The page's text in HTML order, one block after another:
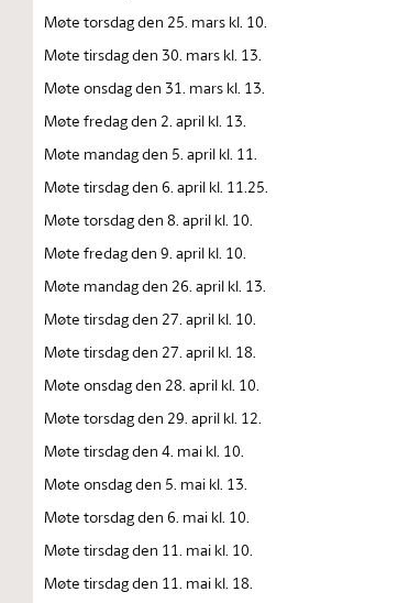
Møte torsdag den 25. mars kl. 10.
Møte tirsdag den 30. mars kl. 13.
Møte onsdag den 31. mars kl. 13.
Møte fredag den 2. april kl. 13.
Møte mandag den 5. april kl. 11.
Møte tirsdag den 6. april kl. 11.25.
Møte torsdag den 8. april kl. 10.
Møte fredag den 9. april kl. 10.
Møte mandag den 26. april kl. 13.
Møte tirsdag den 27. april kl. 10.
Møte tirsdag den 27. april kl. 18.
Møte onsdag den 28. april kl. 10.
Møte torsdag den 29. april kl. 12.
Møte tirsdag den 4. mai kl. 10.
Møte onsdag den 5. mai kl. 13.
Møte torsdag den 6. mai kl. 10.
Møte tirsdag den 11. mai kl. 10.
Møte tirsdag den 11. mai kl. 18.